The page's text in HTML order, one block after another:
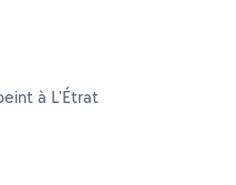
à L'Étrat